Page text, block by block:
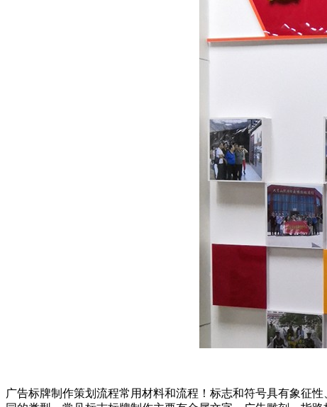
广告标牌制作策划流程常用材料和流程！标志和符号具有象征